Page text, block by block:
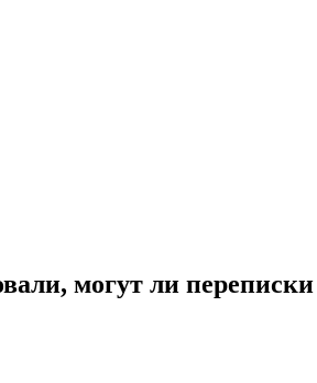
могут ли переписки